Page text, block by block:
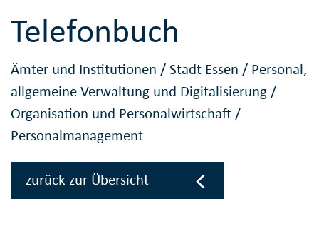
Telefonbuch
Ämter und Institutionen /Stadt Essen / Personal,
allgemeine Verwaltung und Digitalisierung /
Organisation und Personalwirtschaft /
Personalmanagement
zurück zur Übersicht